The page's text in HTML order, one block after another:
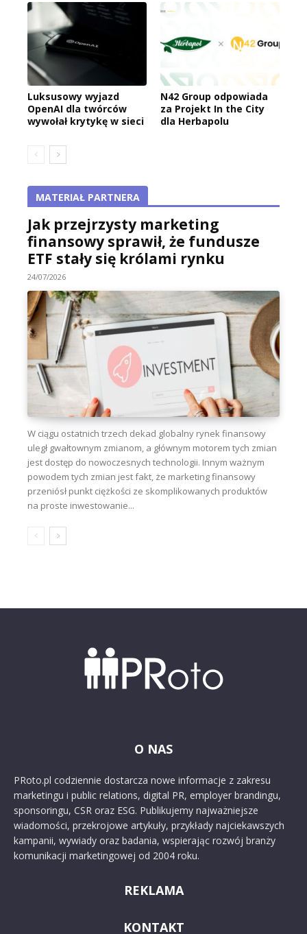
Luksusowy wyjazd
OpenAI dla twórców
wywołał krytykę w sieci
N42 Group odpowiada
za Projekt In the City
dla Herbapolu
MATERIAŁ PARTNERA
Jak przejrzysty marketing
finansowy sprawił, że fundusze
ETF stały się królami rynku
24/07/2026
W ciągu ostatnich trzech dekad globalny rynek finansowy
uległ gwałtownym zmianom, a głównym motorem tych zmian
jest dostęp do nowoczesnych technologii. Innym ważnym
powodem tych zmian jest fakt, że marketing finansowy
przeniósł punkt ciężkości ze skomplikowanych produktów
na proste inwestowanie...
O NAS
PRoto.pl codziennie dostarcza nowe informacje z zakresu
marketingu i public relations, digital PR, employer brandingu,
sponsoringu, CSR oraz ESG. Publikujemy najważniejsze
wiadomości, przekrojowe artykuły, przykłady najciekawszych
kampanii, wywiady oraz badania, wspierając rozwój branży
komunikacji marketingowej od 2004 roku.
REKLAMA
KONTAKT